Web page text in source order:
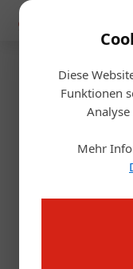
Diese
Funktionen
Mehr